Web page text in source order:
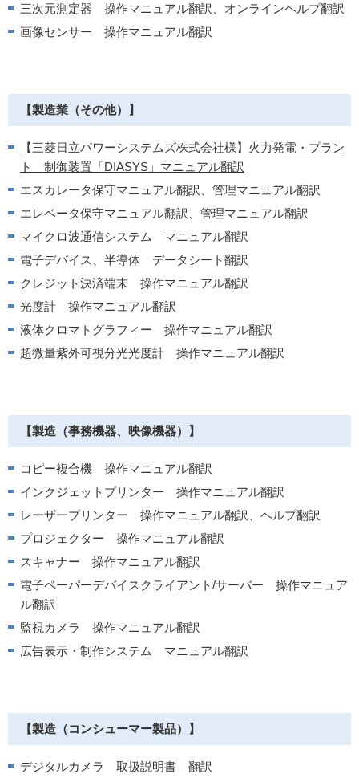
三次元測定器 操作マニュアル翻訳、オンラインヘルプ翻訳
画像センサー 操作マニュアル翻訳
【製造業（その他）】
【三菱日立パワーシステムズ株式会社様】火力発電・プラン
ト 制御装置「DIASYS」マニュアル翻訳
エスカレータ保守マニュアル翻訳、管理マニュアル翻訳
エレベータ保守マニュアル翻訳、管理マニュアル翻訳
マイクロ波通信システム マニュアル翻訳
電子デバイス、半導体 データシート翻訳
クレジット決済端末 操作マニュアル翻訳
光度計 操作マニュアル翻訳
液体クロマトグラフィー 操作マニュアル翻訳
超微量紫外可視分光光度計 操作マニュアル翻訳
【製造（事務機器、映像機器）】
コピー複合機 操作マニュアル翻訳
インクジェットプリンター 操作マニュアル翻訳
レーザープリンター 操作マニュアル翻訳、ヘルプ翻訳
プロジェクター 操作マニュアル翻訳
スキャナー 操作マニュアル翻訳
電子ペーパーデバイスクライアント/サーバー 操作マニュア
ル翻訳
監視カメラ 操作マニュアル翻訳
広告表示・制作システム マニュアル翻訳
【製造（コンシューマー製品）】
デジタルカメラ 取扱説明書 翻訳